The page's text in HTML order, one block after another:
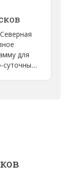
для
суточны...